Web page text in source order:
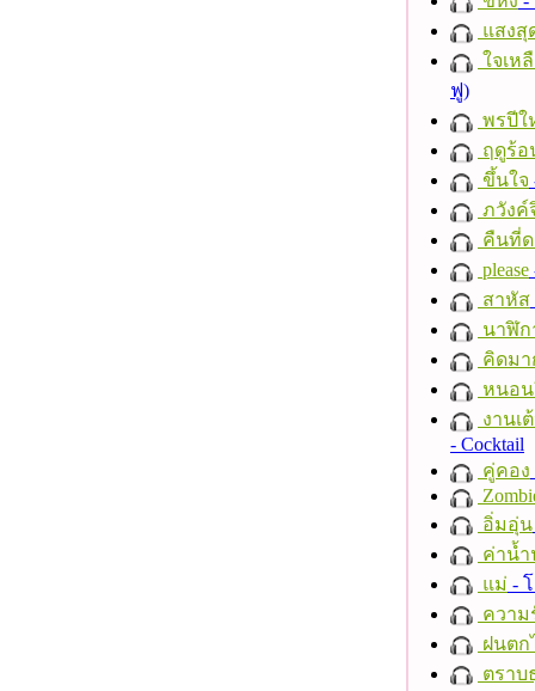
แสงสุ
ใจเห
ฟู)
พรปีใ
ฤดูร้อ
ขึ้นใจ
ภวังค์
คืนที่ด
please
สาหัส
นาฬิก
คิดมา
หนอน
งานเ
- Cocktail
คู่คอง
อิ่มอุ่น
ค่าน้
แม่ -
ความ
ฝนตก
ตราบ